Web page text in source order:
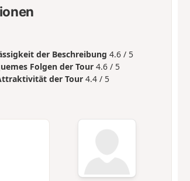
der Beschreibung 4.6 / 5
Folgen der Tour 4.6 / 5
der Tour 4.4 / 5